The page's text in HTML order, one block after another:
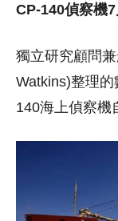
CP-140偵察機
獨立研究顧問
Watkins)整理
140海上偵察機